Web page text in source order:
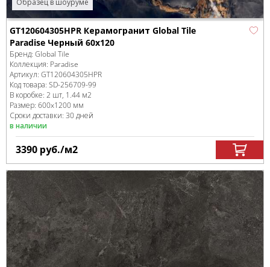
GT120604305HPR Керамогранит Global Tile
Paradise Черный 60x120
Бренд: Global Tile
Коллекция: Paradise
Артикул: GT120604305HPR
Код товара: SD-256709-99
В коробке: 2 шт, 1.44 м2
Размер: 600x1200 мм
Сроки доставки: 30 дней
в наличии
3390 руб./м2